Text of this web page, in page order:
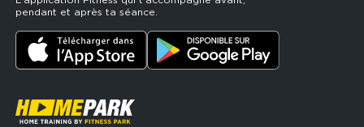
pendant et après ta séance.